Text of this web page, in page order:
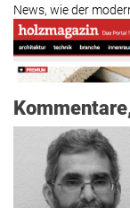
News, wie der